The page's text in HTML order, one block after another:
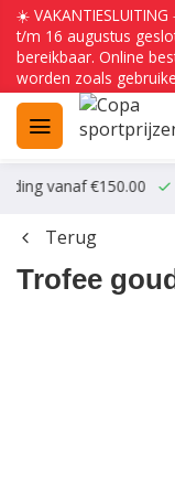
☀️
t/m 16 augustus
bereikbaar. Online
worden zoals
vanaf €150.00
Terug
Trofee